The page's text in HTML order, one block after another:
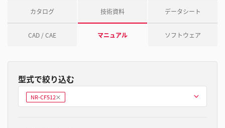
カタログ 技術資料 データシート
CAD / CAE マニュアル ソフトウェア
型式で絞り込む
型式を選ぶ
NR-CF512削
除